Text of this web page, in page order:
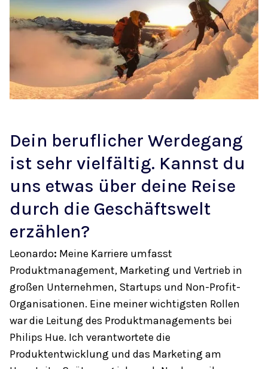
Dein beruflicher Werdegang
ist sehr vielfältig. Kannst du
uns etwas über deine Reise
durch die Geschäftswelt
erzählen?
Leonardo: Meine Karriere umfasst
Produktmanagement, Marketing und Vertrieb in
großen Unternehmen, Startups und Non-Profit-
Organisationen. Eine meiner wichtigsten Rollen
war die Leitung des Produktmanagements bei
Philips Hue. Ich verantwortete die
Produktentwicklung und das Marketing am